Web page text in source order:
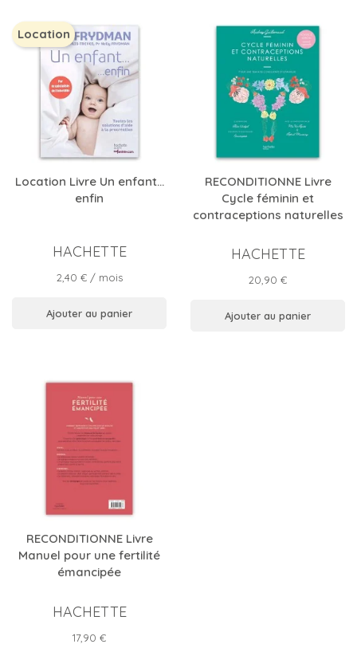
Location Livre Un enfant…
enfin
HACHETTE
Prix
2,40 €/ mois
Ajouter au panier
Location
RECONDITIONNE Livre
Cycle féminin et
contraceptions naturelles
HACHETTE
Prix
20,90 €
Ajouter au panier
RECONDITIONNE Livre
Manuel pour une fertilité
émancipée
HACHETTE
Prix
17,90 €